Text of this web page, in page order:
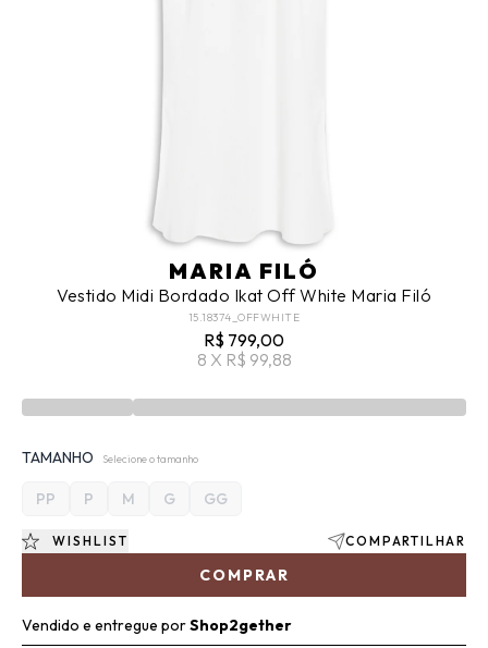
MARIA FILÓ
Vestido Midi Bordado Ikat Off White Maria Filó
15.18374_OFFWHITE
R$ 799,00
8 X R$ 99,88
TAMANHO Selecione o tamanho
PP P M G GG
COMPRAR
WISHLIST COMPARTILHAR
Vendido e entregue porShop2gether